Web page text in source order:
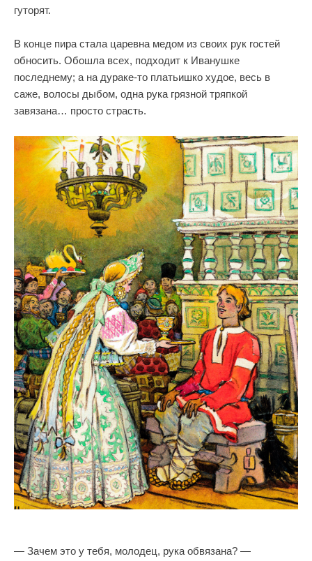
гуторят.
В конце пира стала царевна медом из своих рук rocтей
обносить. Обошла всех, подходит к Иванушке
последнему; а на дураке-то платьишко худое, весь в
саже, волосы дыбом, одна рука грязной тряпкой
завязана… просто страсть.
— Зачем это у тебя, молодец, рука обвязана? —